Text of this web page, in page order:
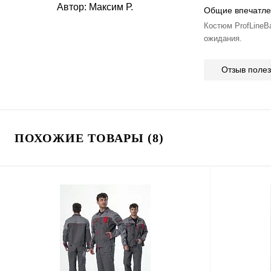
Автор: Максим Р. Общие
Костюм
ожидания.
Отзыв
ПОХОЖИЕ ТОВАРЫ (8)